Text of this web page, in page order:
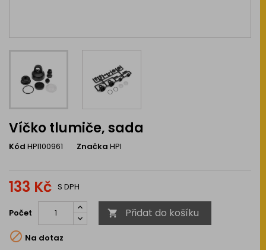
Víčko tlumiče, sada
Kód HPI100961 Značka HPI
133 Kč S DPH
Počet  Přidat do košíku
 Na dotaz